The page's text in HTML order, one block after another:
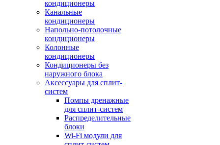
кондиционеры
Канальные
кондиционеры
Напольно-потолочные
кондиционеры
Колонные
кондиционеры
Кондиционеры без
наружного блока
Аксессуары для сплит-
систем
Помпы дренажные
для сплит-систем
Распределительные
блоки
Wi-Fi модули для